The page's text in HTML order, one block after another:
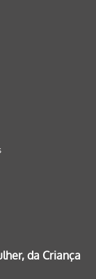
da Criança